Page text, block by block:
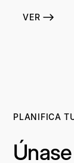
VER
PLANIFICA